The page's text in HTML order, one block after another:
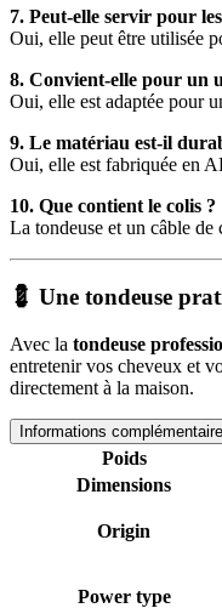
7. Peut-elle servir pour
Oui, elle peut être utilisée
8. Convient-elle pour un
Oui, elle est adaptée pour
9. Le matériau est-il
Oui, elle est fabriquée en
10. Que contient le colis ?
La tondeuse et un câble de
💈 Une tondeuse
Avec la tondeuse
entretenir vos cheveux et
directement à la maison.
Informations
Poids
Dimensions
Origin
Power type